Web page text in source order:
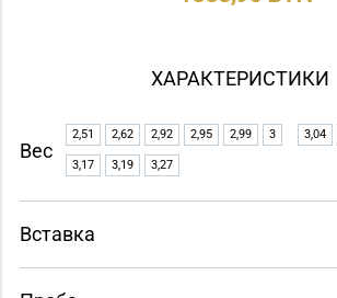
ХАРАКТЕРИСТИКИ
Вес
2,51 2,62 2,92 2,95 2,99 3 3,04
3,17 3,19 3,27
Вставка